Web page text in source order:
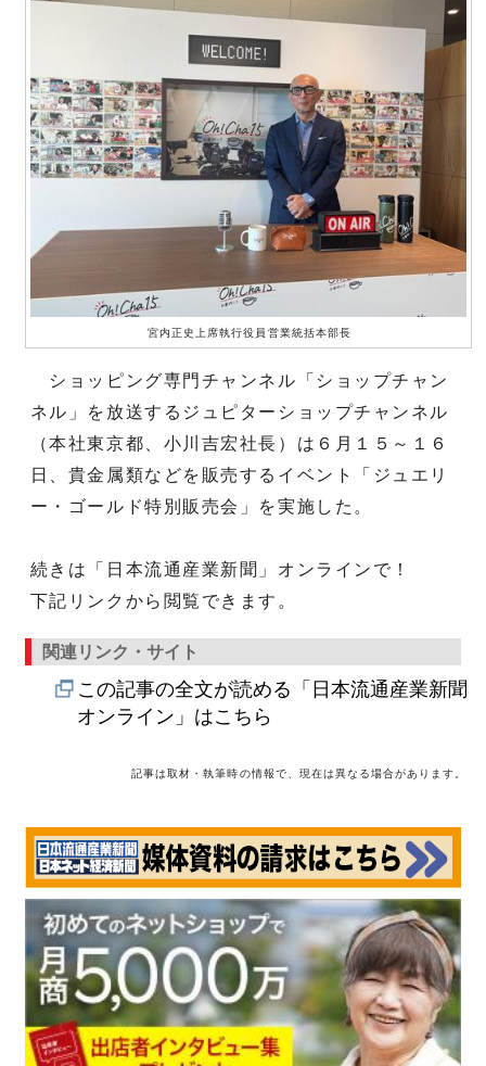
宮内正史上席執行役員営業統括本部長
ショッピング専門チャンネル「ショップチャン
ネル」を放送するジュピターショップチャンネル
（本社東京都、小川吉宏社長）は６月１５～１６
日、貴金属類などを販売するイベント「ジュエリ
ー・ゴールド特別販売会」を実施した。
続きは「日本流通産業新聞」オンラインで！
下記リンクから閲覧できます。
関連リンク・サイト
この記事の全文が読める「日本流通産業新聞
オンライン」はこちら
記事は取材・執筆時の情報で、現在は異なる場合があります。